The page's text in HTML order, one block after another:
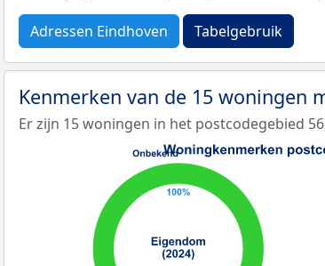
Adressen Eindhoven Tabelgebruik
Kenmerken van de 15 woningen
Er zijn 15 woningen in het postcodegebied